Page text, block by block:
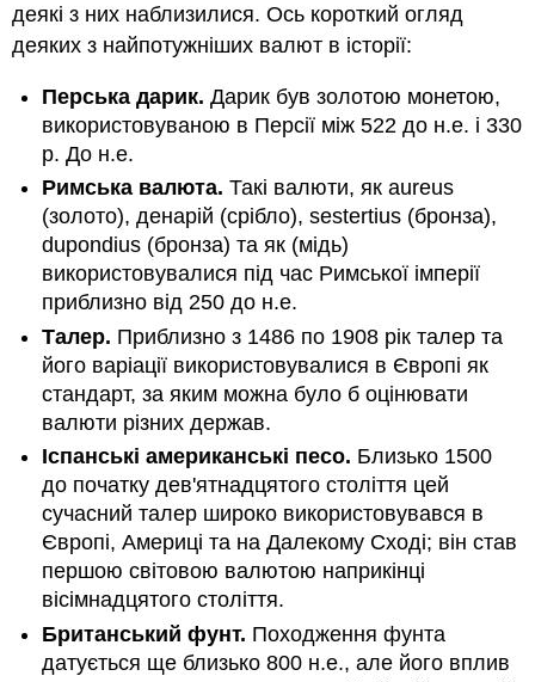
деякі з них наблизилися. Ось короткий огляд
деяких з найпотужніших валют в історії:
Перська дарик.Дарик був золотою монетою,
використовуваною в Персії між 522 до н.е. і 330
р. До н.е.
Римська валюта.Такі валюти, як aureus
(золото), денарій (срібло), sestertius (бронза),
dupondius (бронза) та як (мідь)
використовувалися під час Римської імперії
приблизно від 250 до н.е.
Талер. Приблизно з 1486 по 1908 рік талер та
його варіації використовувалися в Європі як
стандарт, за яким можна було б оцінювати
валюти різних держав.
Іспанські американські песо. Близько 1500
до початку дев'ятнадцятого століття цей
сучасний талер широко використовувався в
Європі, Америці та на Далекому Сході; він став
першою світовою валютою наприкінці
вісімнадцятого століття.
Британський фунт. Походження фунта
датується ще близько 800 н.е., але його вплив